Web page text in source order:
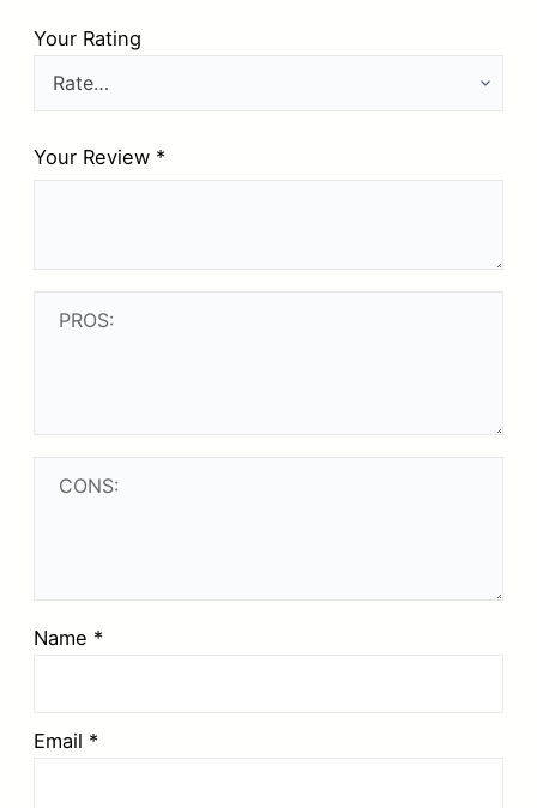
Your Rating
Your Review *
Name *
Email *